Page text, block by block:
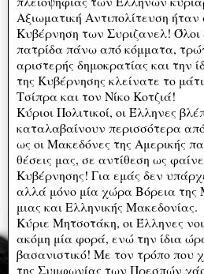
Αξιωματική Αντιπολίτευση
Κυβέρνηση των Συριζανελ! Όλοι
πατρίδα πάνω από κόμματα,
αριστερής δημοκρατίας και την
της Κυβέρνησης κλείνατε το
Τσίπρα και τον Νίκο Κοτζιά!
Κύριοι Πολιτικοί, οι Έλληνες
καταλαβαίνουν περισσότερα
ως οι Μακεδόνες της Αμερικής
θέσεις μας, σε αντίθεση ως
Κυβέρνησης! Για εμάς δεν
αλλά μόνο μία χώρα Βόρεια της
μιας και Ελληνικής Μακεδονίας.
Κύριε Μητσοτάκη, οι Έλληνες
ακόμη μία φορά, ενώ την ίδια
βασανιστικό! Με τον τρόπο που
της Συμφωνίας των Πρεσπών